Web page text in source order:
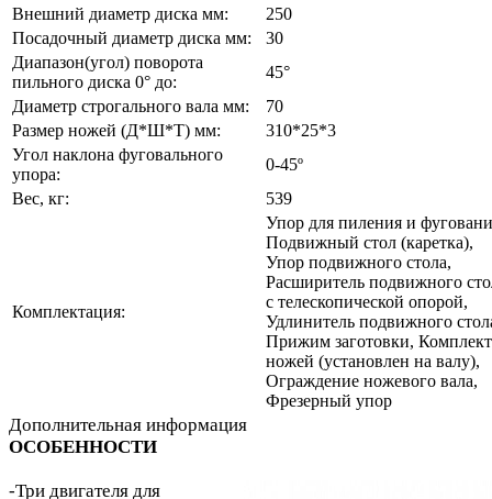
Внешний диаметр диска мм:
250
Посадочный диаметр диска мм:
30
Диапазон(угол) поворота
пильного диска 0° до:
45°
Диаметр строгального вала мм:
70
Размер ножей (Д*Ш*Т) мм:
310*25*3
Угол наклона фуговального
упора:
0-45º
Вес, кг:
539
Комплектация:
Упор для пиления и
Подвижный стол (каретка),
Упор подвижного стола,
Расширитель подвижного
с телескопической опорой,
Удлинитель подвижного
Прижим заготовки, Комплект
ножей (установлен на валу),
Ограждение ножевого вала,
Фрезерный упор
Дополнительная информация
ОСОБЕННОСТИ
-Три двигателя для